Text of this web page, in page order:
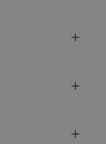
die positivenGliederkette